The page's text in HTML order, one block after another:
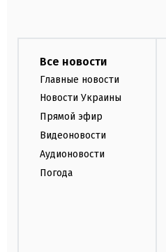
Все новости
Главные новости
Новости Украины
Прямой эфир
Видеоновости
Аудионовости
Погода